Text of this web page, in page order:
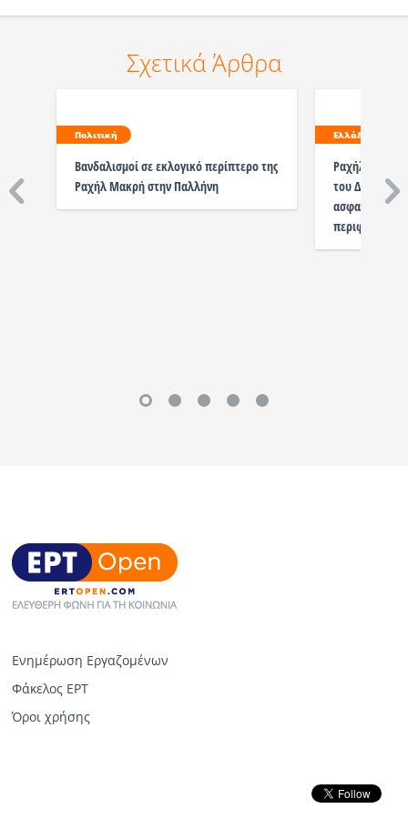
Σχετικά Άρθρα
Πολιτική
Βανδαλισμοί σε εκλογικό περίπτερο της
Ραχήλ Μακρή στην Παλλήνη
Ελλάδα
Ραχήλ Μακρή:
του Δήμου
ασφαλείς,
Ενημέρωση Εργαζομένων
Φάκελος ΕΡΤ
Όροι χρήσης